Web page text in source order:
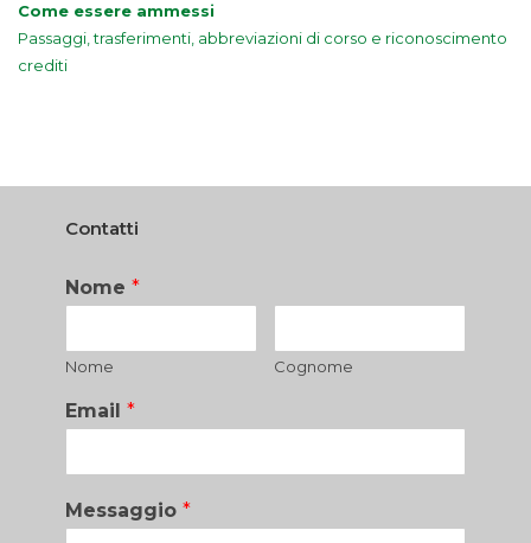
Come essere ammessi
Passaggi, trasferimenti, abbreviazioni di corso e riconoscimento
crediti
Contatti
Nome *
Nome Cognome
Email *
Messaggio *